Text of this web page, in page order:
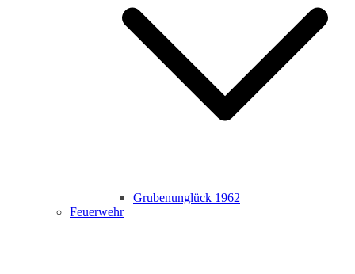
Grubenunglück 1962
Feuerwehr